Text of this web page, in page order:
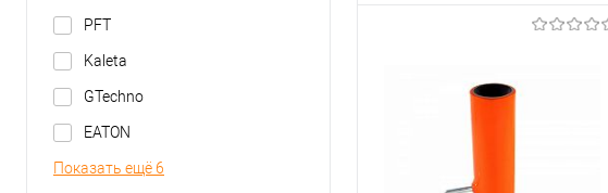
PFT
Kaleta
GTechno
EATON
Показать ещё 6
Купить в 1 клик
В избранное